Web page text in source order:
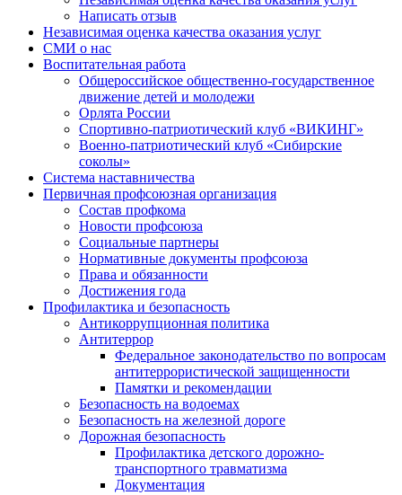
Написать отзыв
Независимая оценка качества оказания услуг
СМИ о нас
Воспитательная работа
Общероссийское общественно-государственное
движение детей и молодежи
Орлята России
Спортивно-патриотический клуб «ВИКИНГ»
Военно-патриотический клуб «Сибирские
соколы»
Система наставничества
Первичная профсоюзная организация
Состав профкома
Новости профсоюза
Социальные партнеры
Нормативные документы профсоюза
Права и обязанности
Достижения года
Профилактика и безопасность
Антикоррупционная политика
Антитеррор
Федеральное законодательство по вопросам
антитеррористической защищенности
Памятки и рекомендации
Безопасность на водоемах
Безопасность на железной дороге
Дорожная безопасность
Профилактика детского дорожно-
транспортного травматизма
Документация